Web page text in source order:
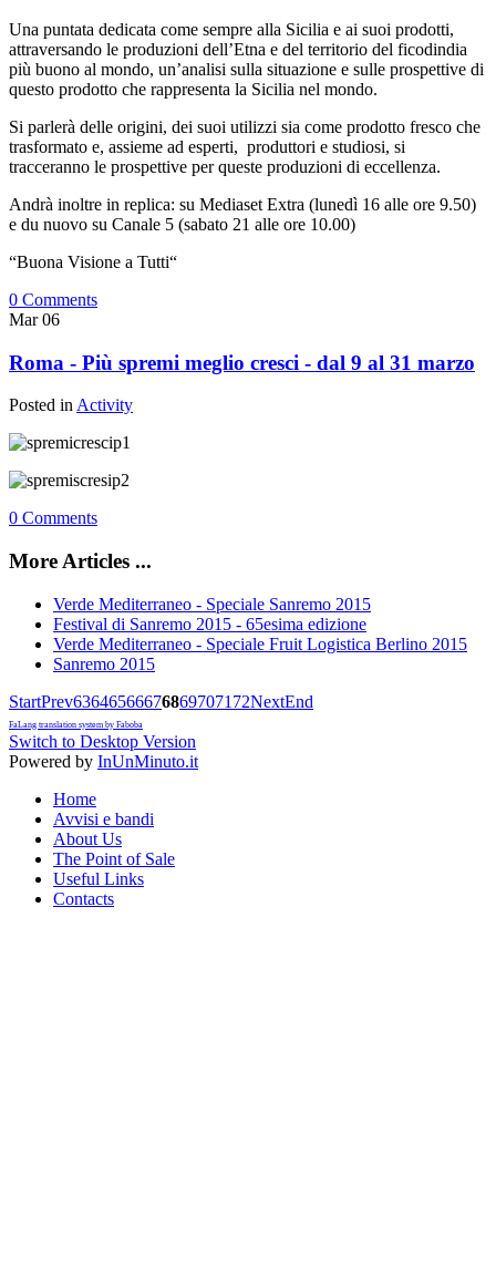
Una puntata dedicata come sempre alla Sicilia e ai suoi prodotti,
attraversando le produzioni dell’Etna e del territorio del ficodindia
più buono al mondo, un’analisi sulla situazione e sulle prospettive di
questo prodotto che rappresenta la Sicilia nel mondo.
Si parlerà delle origini, dei suoi utilizzi sia come prodotto fresco che
trasformato e, assieme ad esperti, produttori e studiosi, si
tracceranno le prospettive per queste produzioni di eccellenza.
Andrà inoltre in replica: su Mediaset Extra (lunedì 16 alle ore 9.50)
e du nuovo su Canale 5 (sabato 21 alle ore 10.00)
“Buona Visione a Tutti“
0 Comments
Mar 06
Roma - Più spremi meglio cresci - dal 9 al 31 marzo
Posted in Activity
0 Comments
More Articles ...
Verde Mediterraneo - Speciale Sanremo 2015
Festival di Sanremo 2015 - 65esima edizione
Verde Mediterraneo - Speciale Fruit Logistica Berlino 2015
Sanremo 2015
StartPrev636465666768697071 72NextEnd
FaLang translation system by Faboba
Switch to Desktop Version
Powered by InUnMinuto.it
Home
Avvisi e bandi
About Us
The Point of Sale
Useful Links
Contacts